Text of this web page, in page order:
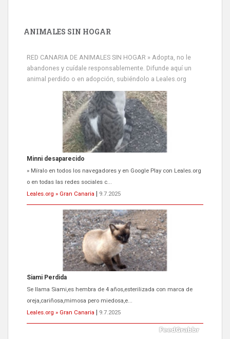
ANIMALES SIN HOGAR
RED CANARIA DE ANIMALES SIN HOGAR » Adopta, no le
abandones y cuídale responsablemente. Difunde aquí un
animal perdido o en adopción, subiéndolo a Leales.org
Minni desaparecido
» Míralo en todos los navegadores y en Google Play con Leales.org
o en todas las redes sociales c...
Leales.org » Gran Canaria
9.7.2025
Siami Perdida
Se llama Siami,es hembra de 4 años,esterilizada con marca de
oreja,cariñosa,mimosa pero miedosa,e...
Leales.org » Gran Canaria
9.7.2025